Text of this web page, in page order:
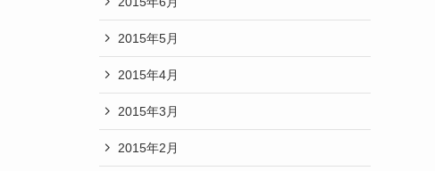
2015年5月
2015年4月
2015年3月
2015年2月